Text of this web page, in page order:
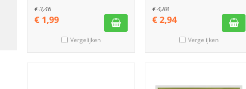
€3,46
€ 1,99
Vergelijken
€4,88
€ 2,94
Vergelijken